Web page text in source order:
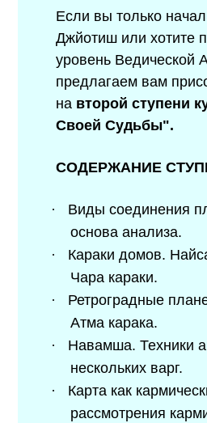
Если вы только
Джйотиш или хотите
уровень Ведической
предлагаем вам
на второй ступени
Своей Судьбы".
СОДЕРЖАНИЕ
· Виды соединения
основа анализа.
· Караки домов.
Чара караки.
· Ретроградные
Атма карака.
· Навамша. Техники
нескольких варг.
· Карта как
рассмотрения